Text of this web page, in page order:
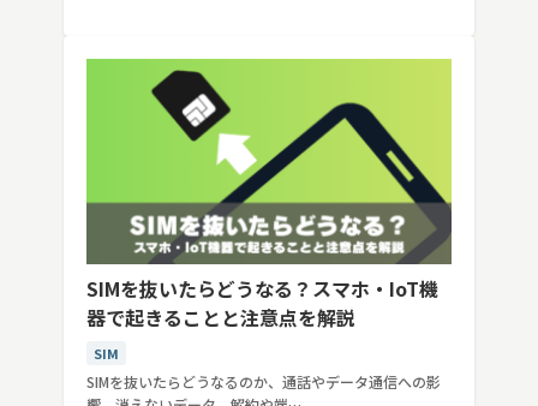
SIMを抜いたらどうなる？スマホ・IoT機
器で起きることと注意点を解説
SIM
SIMを抜いたらどうなるのか、通話やデータ通信への影